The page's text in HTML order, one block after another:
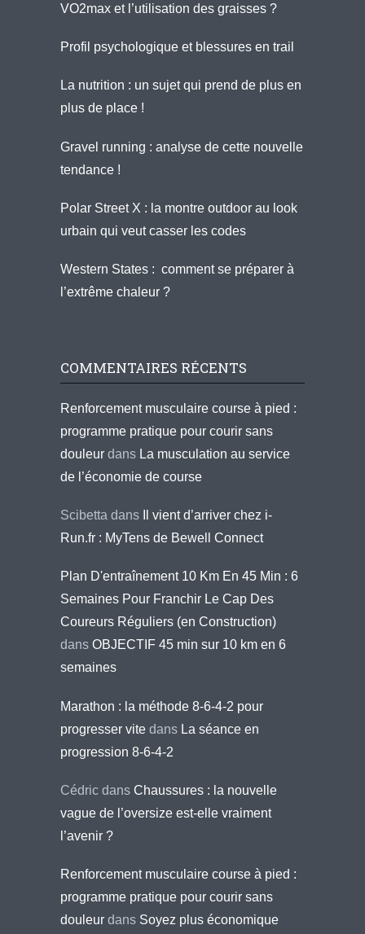
VO2max et l’utilisation des graisses ?
Profil psychologique et blessures en trail
La nutrition : un sujet qui prend de plus en
plus de place !
Gravel running : analyse de cette nouvelle
tendance !
Polar Street X : la montre outdoor au look
urbain qui veut casser les codes
Western States : comment se préparer à
l’extrême chaleur ?
COMMENTAIRES RÉCENTS
Renforcement musculaire course à pied :
programme pratique pour courir sans
douleur dans La musculation au service
de l’économie de course
Scibetta dans
Il vient d’arriver chez i-
Run.fr : MyTens de Bewell Connect
Plan D'entraînement 10 Km En 45 Min : 6
Semaines Pour Franchir Le Cap Des
Coureurs Réguliers (en Construction)
dans OBJECTIF 45 min sur 10 km en 6
semaines
Marathon : la méthode 8-6-4-2 pour
progresser vite dans La séance en
progression 8-6-4-2
Cédric dans Chaussures : la nouvelle
vague de l’oversize est-elle vraiment
l’avenir ?
Renforcement musculaire course à pied :
programme pratique pour courir sans
douleur dans Soyez plus économique